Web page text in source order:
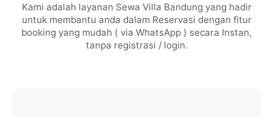
Kami adalah layanan Sewa Villa Bandung yang hadir
untuk membantu anda dalam Reservasi dengan fitur
booking yang mudah ( via WhatsApp ) secara Instan,
tanpa registrasi / login.